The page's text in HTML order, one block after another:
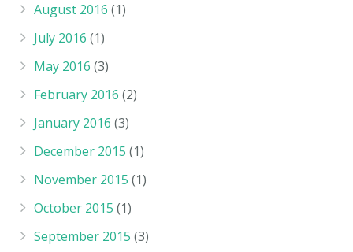
August 2016 (1)
July 2016 (1)
May 2016 (3)
February 2016 (2)
January 2016 (3)
December 2015 (1)
November 2015 (1)
October 2015 (1)
September 2015 (3)